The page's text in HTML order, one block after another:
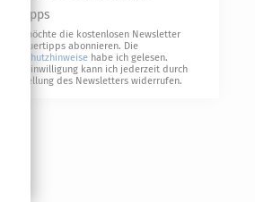
Geldtipps
Ja, ich möchte die kostenlosen Newsletter
von Steuertipps abonnieren. Die
Datenschutzhinweise habe ich gelesen.
Meine Einwilligung kann ich jederzeit durch
Abbestellung des Newsletters widerrufen.